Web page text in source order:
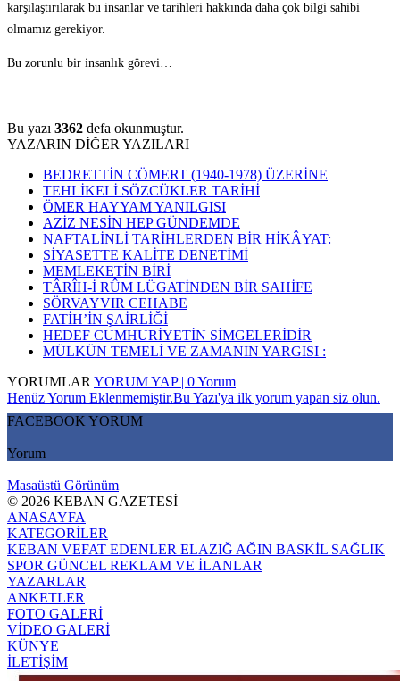
karşılaştırılarak bu insanlar ve tarihleri hakkında daha çok bilgi sahibi
olmamız gerekiyor.
Bu zorunlu bir insanlık görevi…
Bu yazı 3362 defa okunmuştur.
YAZARIN DİĞER YAZILARI
BEDRETTİN CÖMERT (1940-1978) ÜZERİNE
TEHLİKELİ SÖZCÜKLER TARİHİ
ÖMER HAYYAM YANILGISI
AZİZ NESİN HEP GÜNDEMDE
NAFTALİNLİ TARİHLERDEN BİR HİKÂYAT:
SİYASETTE KALİTE DENETİMİ
MEMLEKETİN BİRİ
TÂRÎH-İ RÛM LÜGATİNDEN BİR SAHİFE
SÖRVAYVIR CEHABE
FATİH’İN ŞAİRLİĞİ
HEDEF CUMHURİYETİN SİMGELERİDİR
MÜLKÜN TEMELİ VE ZAMANIN YARGISI :
YORUMLAR YORUM YAP | 0 Yorum
Henüz Yorum Eklenmemiştir.Bu Yazı'ya ilk yorum yapan siz olun.
FACEBOOK YORUM
Yorum
Masaüstü Görünüm
© 2026 KEBAN GAZETESİ
ANASAYFA
KATEGORİLER
KEBAN VEFAT EDENLER ELAZIĞ AĞIN BASKİL SAĞLIK
SPOR GÜNCEL REKLAM VE İLANLAR
YAZARLAR
ANKETLER
FOTO GALERİ
VİDEO GALERİ
KÜNYE
İLETİŞİM